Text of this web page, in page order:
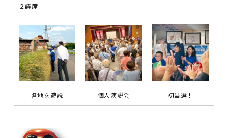
２議席
各地を遊説 個人演説会 初当選！